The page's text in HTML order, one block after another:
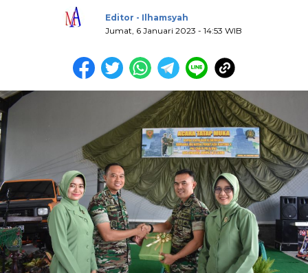
Editor - Ilhamsyah
Jumat, 6 Januari 2023 - 14:53 WIB